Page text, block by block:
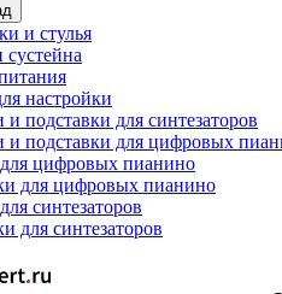
и стулья
настройки
подставки для синтезаторов
и подставки для цифровых
цифровых пианино
для цифровых пианино
синтезаторов
для синтезаторов